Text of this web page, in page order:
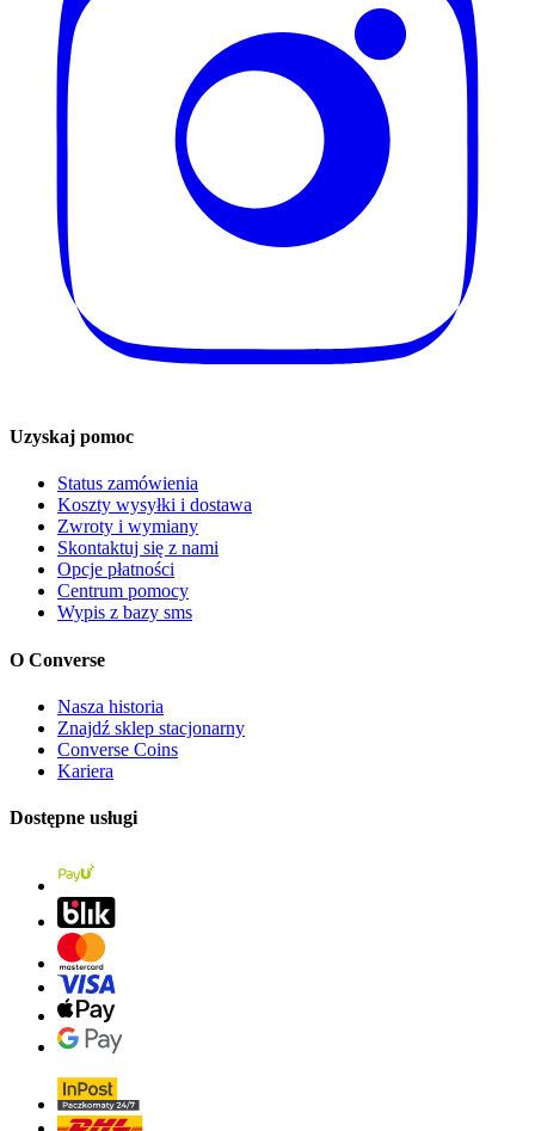
Uzyskaj pomoc
Status zamówienia
Koszty wysyłki i dostawa
Zwroty i wymiany
Skontaktuj się z nami
Opcje płatności
Centrum pomocy
Wypis z bazy sms
O Converse
Nasza historia
Znajdź sklep stacjonarny
Converse Coins
Kariera
Dostępne usługi